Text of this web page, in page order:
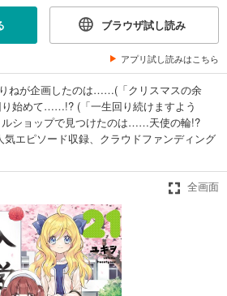
ブラウザ試し読み
アプリ試し読みはこちら
ねが企画したのは……(「クリスマスの余
始めて……!? (「一生回り続けますよう
ルショップで見つけたのは……天使の輪!?
気エピソード収録、クラウドファンディング
全画面
試し読み
ロップキック（１６）
カート
示する
ロップキック（１７）
表示する